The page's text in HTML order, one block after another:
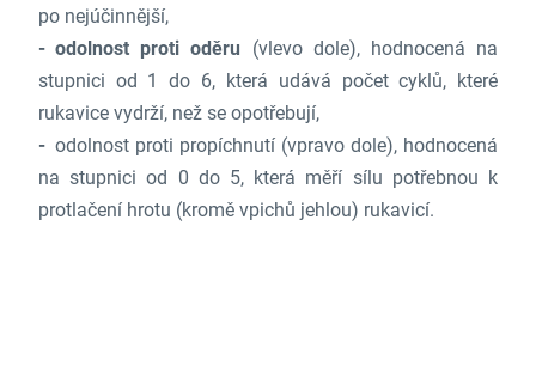
po nejúčinnější,
odolnost proti oděru (vlevo dole), hodnocená na
stupnici od 1 do 6, která udává počet cyklů, které
rukavice vydrží, než se opotřebují,
odolnost proti propíchnutí (vpravo dole), hodnocená
na stupnici od 0 do 5, která měří sílu potřebnou k
protlačení hrotu (kromě vpichů jehlou) rukavicí.